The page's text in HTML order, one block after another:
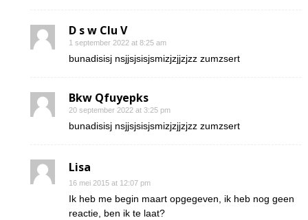
D s w Clu V
1 september 2022 at 8:25 am
bunadisisj nsjjsjsisjsmizjzjjzjzz zumzsert
Bkw Qfuyepks
20 september 2022 at 3:25 pm
bunadisisj nsjjsjsisjsmizjzjjzjzz zumzsert
Lisa
16 mei 2015 at 12:07 pm
Ik heb me begin maart opgegeven, ik heb nog geen
reactie, ben ik te laat?